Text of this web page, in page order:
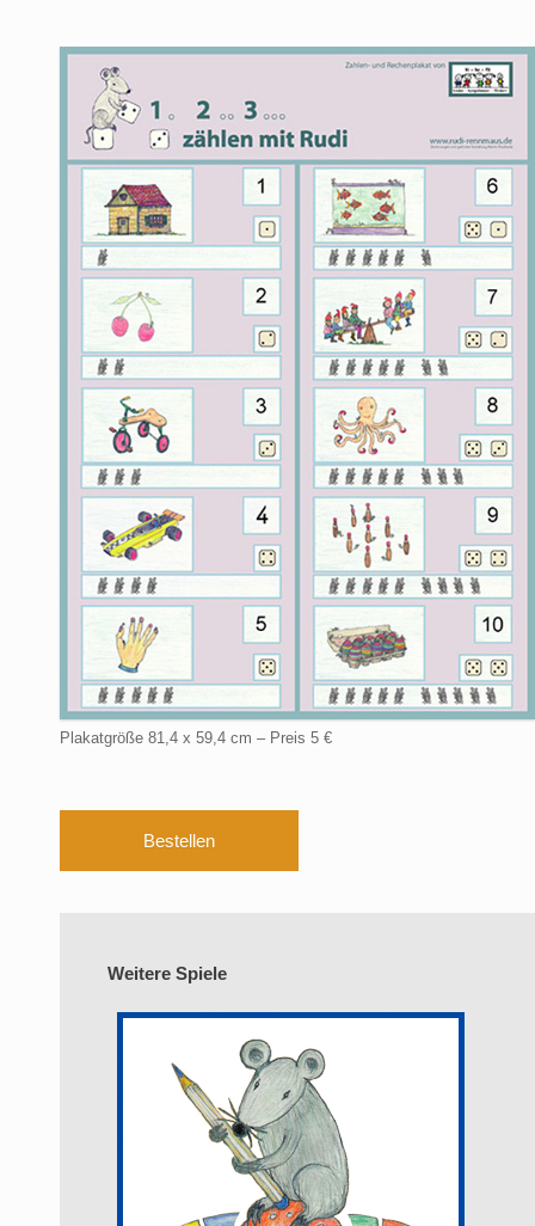
Plakatgröße 81,4 x 59,4 cm – Preis 5 €
Bestellen
Weitere Spiele